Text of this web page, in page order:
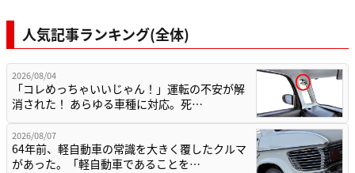
人気記事ランキング(全体)
2026/08/04
「コレめっちゃいいじゃん！」運転の不安が解
消された！ あらゆる車種に対応。死…
2026/08/07
64年前、軽自動車の常識を大きく覆したクルマ
があった。「軽自動車であることを…